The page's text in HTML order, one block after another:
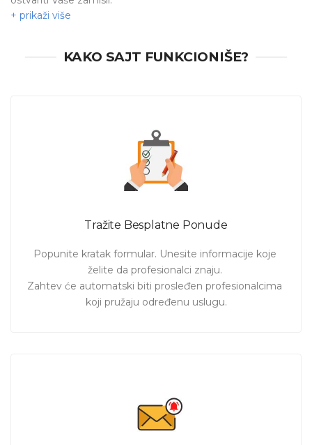
KAKO SAJT FUNKCIONIŠE?
Tražite Besplatne Ponude
Popunite kratak formular. Unesite informacije koje
želite da profesionalci znaju.
Zahtev će automatski biti prosleđen profesionalcima
koji pružaju određenu uslugu.